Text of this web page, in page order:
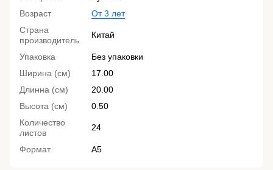
Возраст
От 3 лет
Страна
производитель
Китай
Упаковка
Без упаковки
Ширина (см)
17.00
Длинна (см)
20.00
Высота (см)
0.50
Количество
листов
24
Формат A5